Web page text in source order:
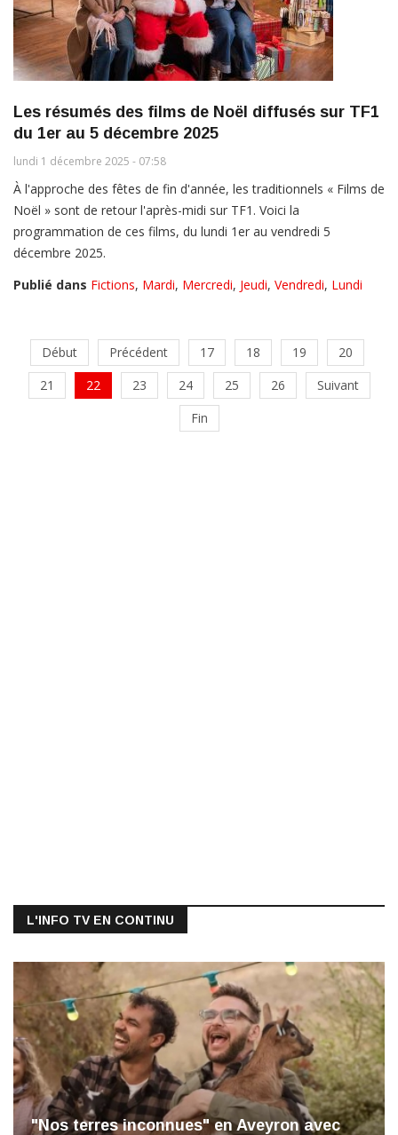
Les résumés des films de Noël diffusés sur TF1
du 1er au 5 décembre 2025
lundi 1 décembre 2025 - 07:58
À l'approche des fêtes de fin d'année, les traditionnels « Films de
Noël » sont de retour l'après-midi sur TF1. Voici la
programmation de ces films, du lundi 1er au vendredi 5
décembre 2025.
Publié dans Fictions, Mardi, Mercredi, Jeudi, Vendredi, Lundi
Début Précédent 17 18 19
20
21
22 23 24 25 26
Suivant
Fin
L'INFO TV EN CONTINU
"Nos terres inconnues" en Aveyron avec